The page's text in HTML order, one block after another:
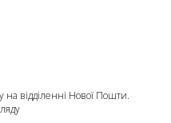
на відділенні Нової Пошти.